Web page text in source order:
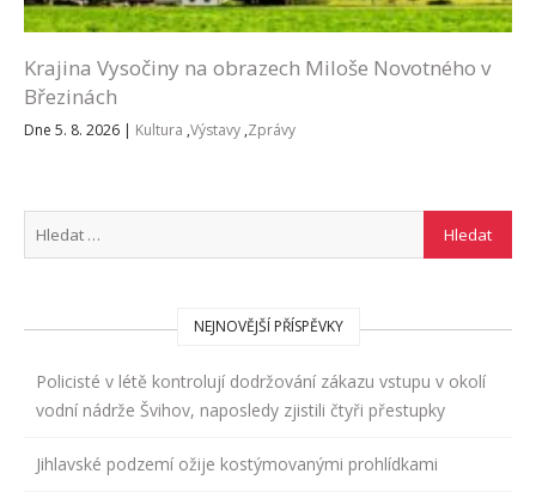
Krajina Vysočiny na obrazech Miloše Novotného v
Březinách
Dne 5. 8. 2026 | Kultura ,Výstavy ,Zprávy
NEJNOVĚJŠÍ PŘÍSPĚVKY
Policisté v létě kontrolují dodržování zákazu vstupu v okolí
vodní nádrže Švihov, naposledy zjistili čtyři přestupky
Jihlavské podzemí ožije kostýmovanými prohlídkami